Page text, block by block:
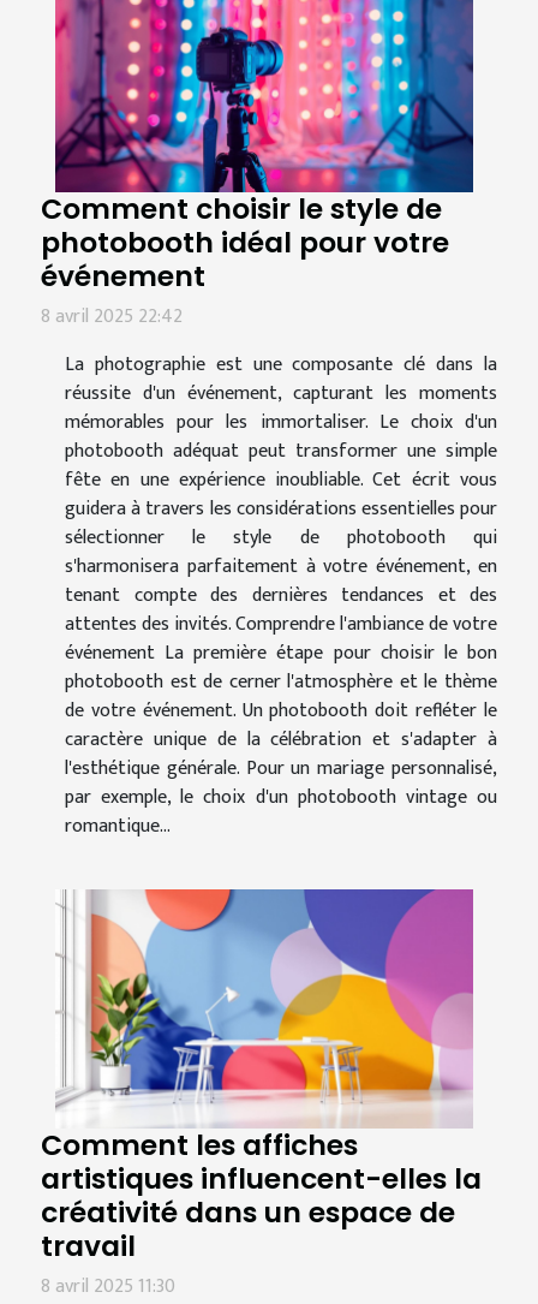
Comment choisir le style de
photobooth idéal pour votre
événement
8 avril 2025 22:42
La photographie est une composante clé dans la
réussite d'un événement, capturant les moments
mémorables pour les immortaliser. Le choix d'un
photobooth adéquat peut transformer une simple
fête en une expérience inoubliable. Cet écrit vous
guidera à travers les considérations essentielles pour
sélectionner le style de photobooth qui
s'harmonisera parfaitement à votre événement, en
tenant compte des dernières tendances et des
attentes des invités. Comprendre l'ambiance de votre
événement La première étape pour choisir le bon
photobooth est de cerner l'atmosphère et le thème
de votre événement. Un photobooth doit refléter le
caractère unique de la célébration et s'adapter à
l'esthétique générale. Pour un mariage personnalisé,
par exemple, le choix d'un photobooth vintage ou
romantique...
Comment les affiches
artistiques influencent-elles la
créativité dans un espace de
travail
8 avril 2025 11:30